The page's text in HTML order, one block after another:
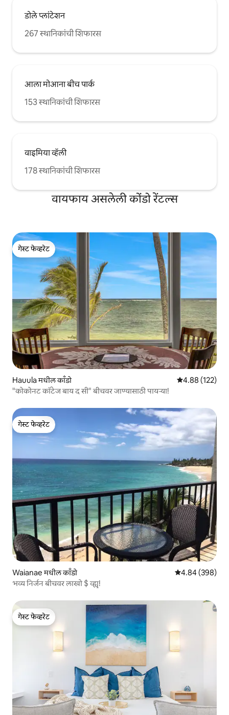
डोले प्लांटेशन
267 स्थानिकांची शिफारस
आला मोआना बीच पार्क
153 स्थानिकांची शिफारस
वाइमिया व्हॅली
178 स्थानिकांची शिफारस
वायफाय असलेली कोंडो रेंटल्स
गेस्ट फेव्हरेट
गेस्ट फेव्हरेट
Hauula मधील काँडो 5 पैकी 4.88
4.88 (122)
"कोकोनट कॉटेज बाय द सी" बीचवर जाण्यासाठी पायऱ्या!
गेस्ट फेव्हरेट
गेस्ट फेव्हरेट
Waianae मधील काँडो 5 पैकी 4.84
4.84 (398)
भव्य निर्जन बीचवर लाखो $ व्ह्यू!
गेस्ट फेव्हरेट
गेस्ट फेव्हरेट